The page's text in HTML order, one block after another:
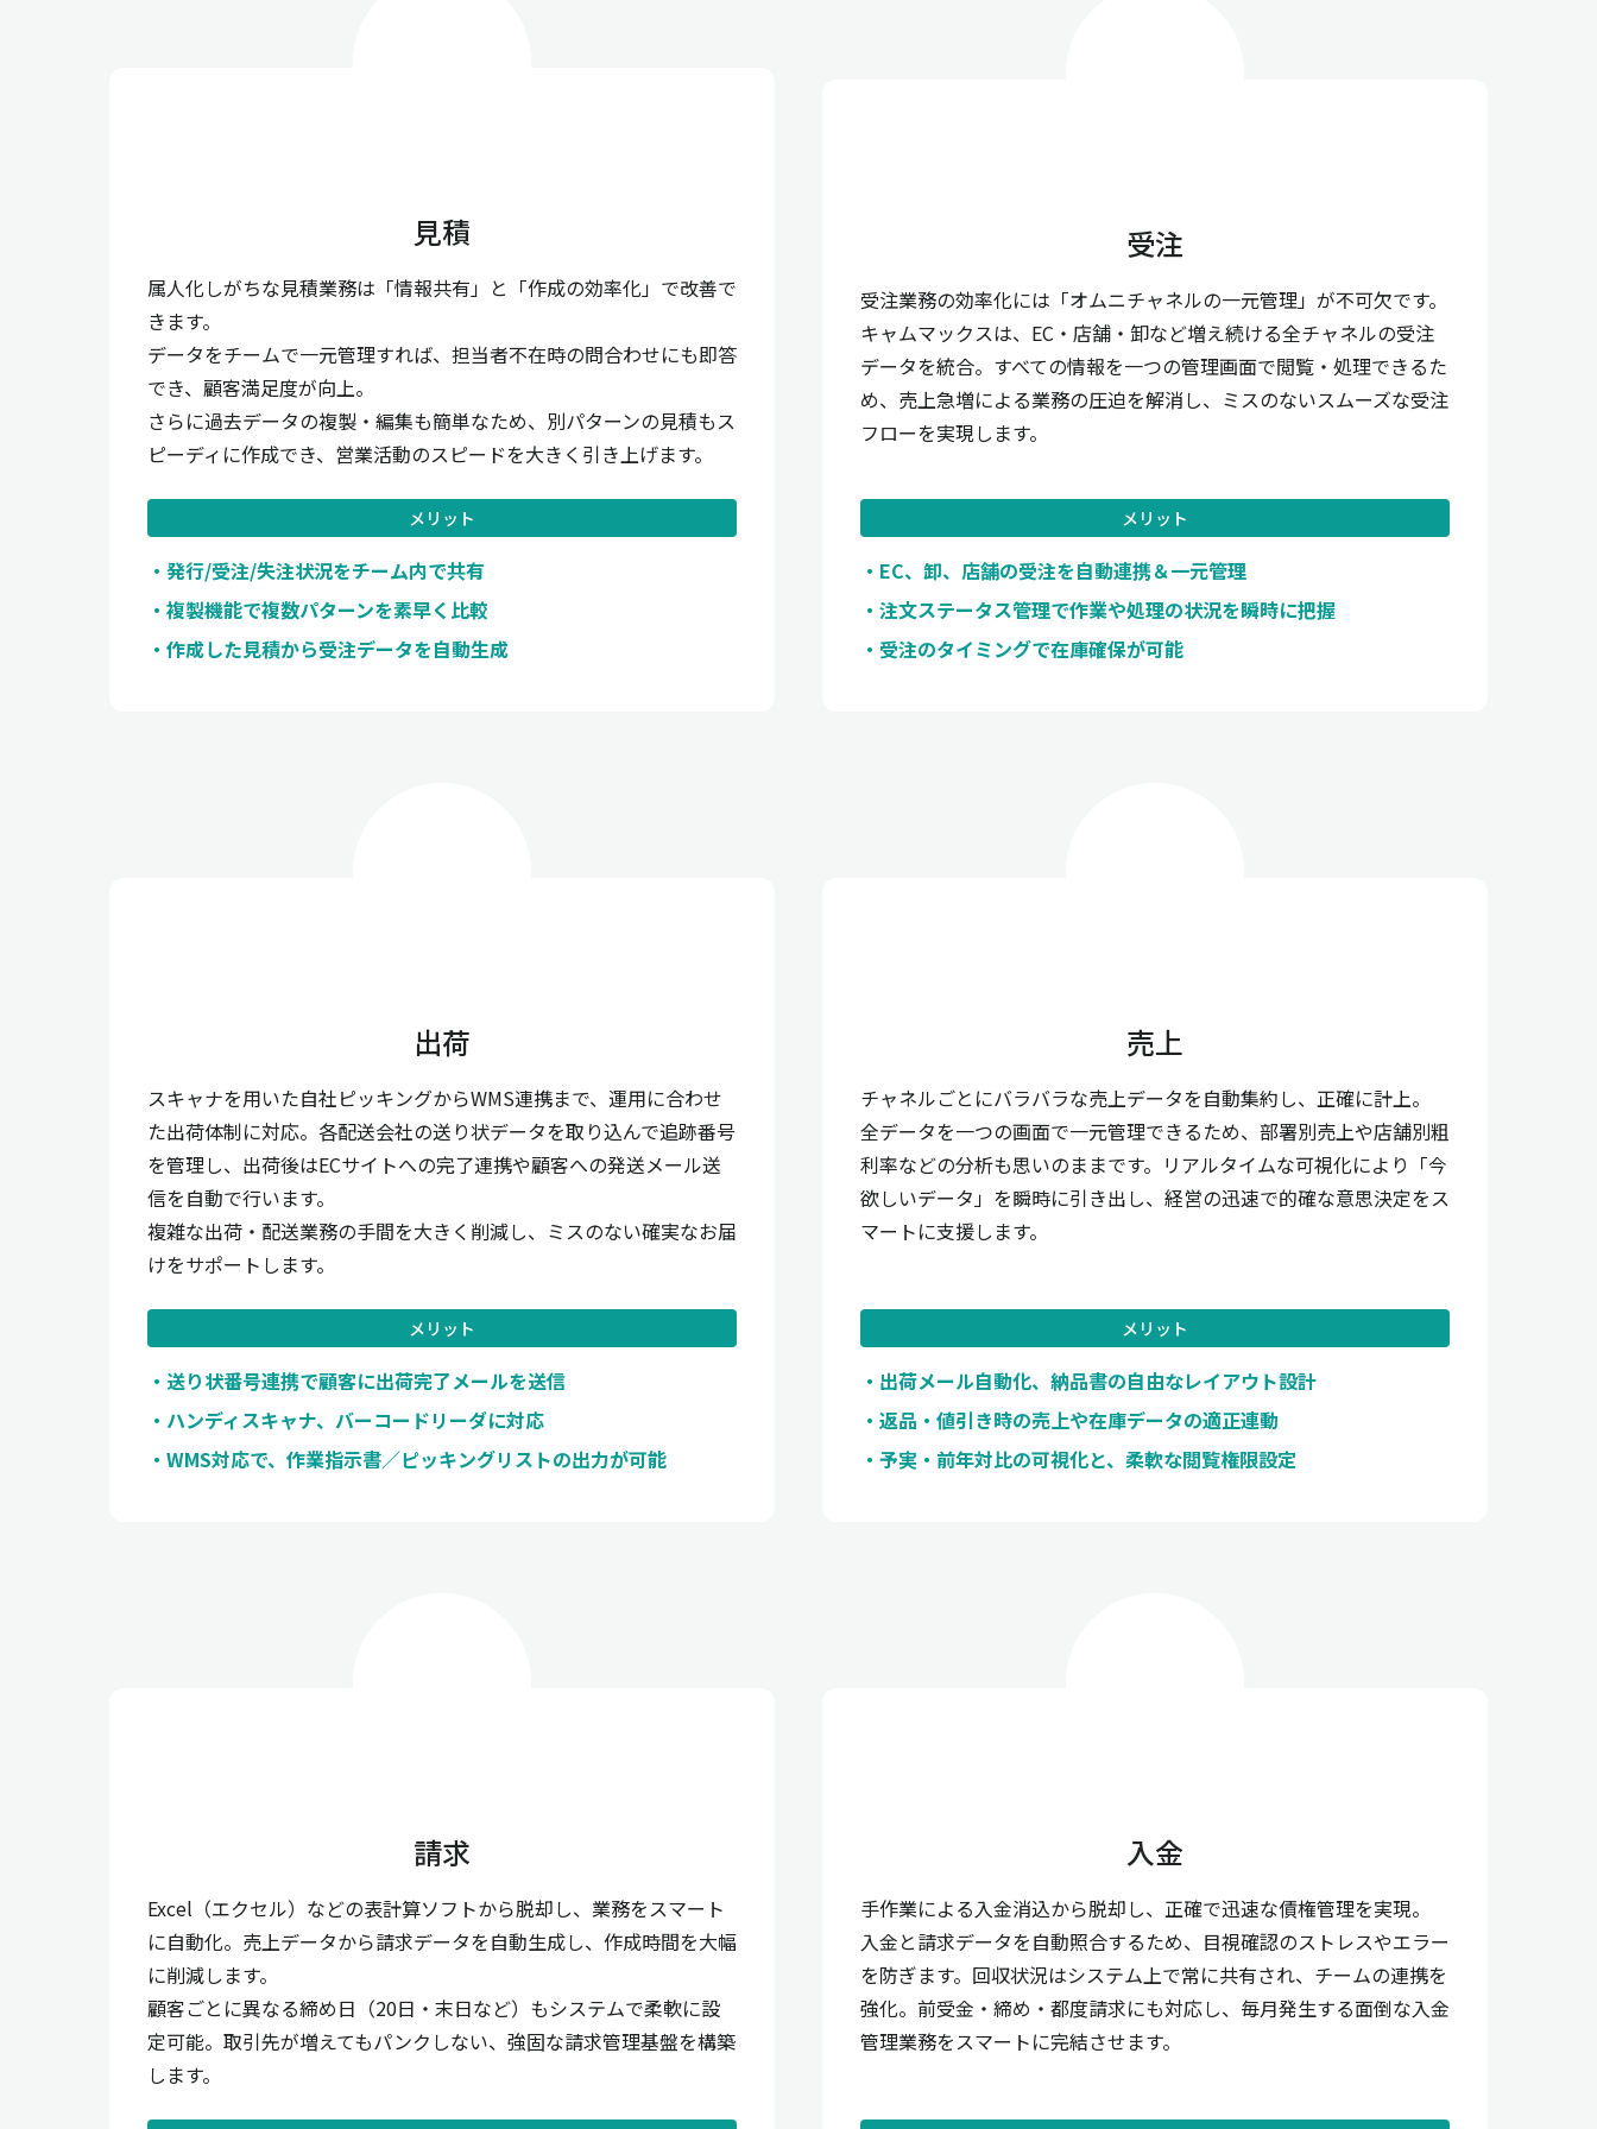
見積
属人化しがちな見積業務は「情報共有」と「作成の効率化」で改善で
きます。
データをチームで一元管理すれば、担当者不在時の問合わせにも即答
でき、顧客満足度が向上。
さらに過去データの複製・編集も簡単なため、別パターンの見積もス
ピーディに作成でき、営業活動のスピードを大きく引き上げます。
メリット
発行/受注/失注状況をチーム内で共有
複製機能で複数パターンを素早く比較
作成した見積から受注データを自動生成
受注
受注業務の効率化には「オムニチャネルの一元管理」が不可欠です。
キャムマックスは、EC・店舗・卸など増え続ける全チャネルの受注
データを統合。すべての情報を一つの管理画面で閲覧・処理できるた
め、売上急増による業務の圧迫を解消し、ミスのないスムーズな受注
フローを実現します。
メリット
EC、卸、店舗の受注を自動連携＆一元管理
注文ステータス管理で作業や処理の状況を瞬時に把握
受注のタイミングで在庫確保が可能
出荷
スキャナを用いた自社ピッキングからWMS連携まで、運用に合わせ
た出荷体制に対応。各配送会社の送り状データを取り込んで追跡番号
を管理し、出荷後はECサイトへの完了連携や顧客への発送メール送
信を自動で行います。
複雑な出荷・配送業務の手間を大きく削減し、ミスのない確実なお届
けをサポートします。
メリット
送り状番号連携で顧客に出荷完了メールを送信
ハンディスキャナ、バーコードリーダに対応
WMS対応で、作業指示書／ピッキングリストの出力が可能
売上
チャネルごとにバラバラな売上データを自動集約し、正確に計上。
全データを一つの画面で一元管理できるため、部署別売上や店舗別粗
利率などの分析も思いのままです。リアルタイムな可視化により「今
欲しいデータ」を瞬時に引き出し、経営の迅速で的確な意思決定をス
マートに支援します。
メリット
出荷メール自動化、納品書の自由なレイアウト設計
返品・値引き時の売上や在庫データの適正連動
予実・前年対比の可視化と、柔軟な閲覧権限設定
請求
Excel（エクセル）などの表計算ソフトから脱却し、業務をスマート
に自動化。売上データから請求データを自動生成し、作成時間を大幅
に削減します。
顧客ごとに異なる締め日（20日・末日など）もシステムで柔軟に設
定可能。取引先が増えてもパンクしない、強固な請求管理基盤を構築
します。
入金
手作業による入金消込から脱却し、正確で迅速な債権管理を実現。
入金と請求データを自動照合するため、目視確認のストレスやエラー
を防ぎます。回収状況はシステム上で常に共有され、チームの連携を
強化。前受金・締め・都度請求にも対応し、毎月発生する面倒な入金
管理業務をスマートに完結させます。